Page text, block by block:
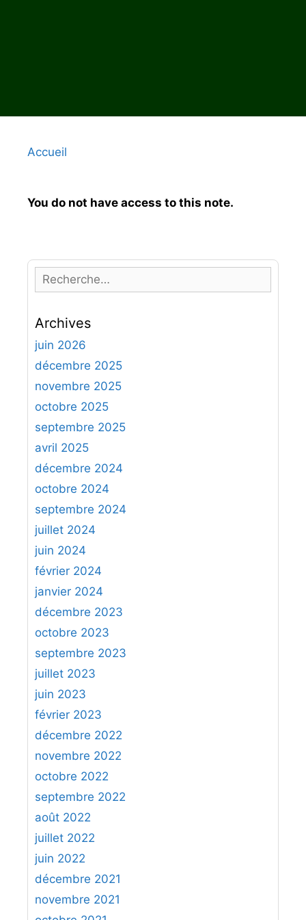
Accueil
You do not have access to this note.
e
h
e
r
h
e
r
:
Archives
juin 2026
décembre 2025
novembre 2025
octobre 2025
septembre 2025
avril 2025
décembre 2024
octobre 2024
septembre 2024
juillet 2024
juin 2024
février 2024
janvier 2024
décembre 2023
octobre 2023
septembre 2023
juillet 2023
juin 2023
février 2023
décembre 2022
novembre 2022
octobre 2022
septembre 2022
août 2022
juillet 2022
juin 2022
décembre 2021
novembre 2021